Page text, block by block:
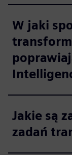
W jaki
Jakie są
zadań